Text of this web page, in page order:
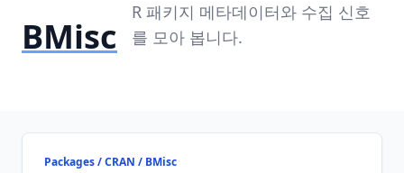
BMisc
R 패키지 메타데이터와 수집 신호
를 모아 봅니다.
Packages / CRAN / BMisc